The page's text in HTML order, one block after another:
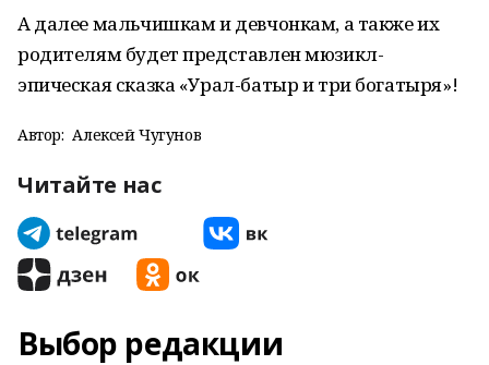
А далее мальчишкам и девчонкам, а также их
родителям будет представлен мюзикл-
эпическая сказка «Урал-батыр и три богатыря»!
Автор: Алексей Чугунов
Читайте нас
Выбор редакции